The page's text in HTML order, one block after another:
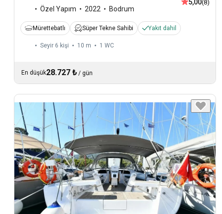
Özel Yapım 2022 Bodrum
5,00(8)
Mürettebatlı Süper Tekne Sahibi Yakıt dahil
Seyir 6 kişi 10 m 1 WC
En düşük28.727 ₺ / gün